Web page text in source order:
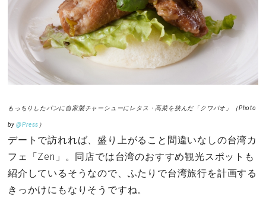
もっちりしたパンに自家製チャーシューにレタス・高菜を挟んだ「クワパオ」（Photo
by@Press ）
デートで訪れれば、盛り上がること間違いなしの台湾カ
フェ「Zen」。同店では台湾のおすすめ観光スポットも
紹介しているそうなので、ふたりで台湾旅行を計画する
きっかけにもなりそうですね。